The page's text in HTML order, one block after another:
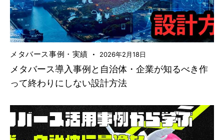
メタバース事例・実績 2026年2月18日
メタバース導入事例と自治体・企業が知るべき作
って終わりにしない設計方法